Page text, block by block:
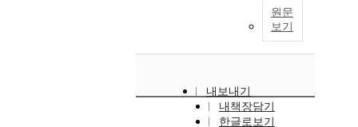
원문
보기
내보내기
내책장담기
한글로보기